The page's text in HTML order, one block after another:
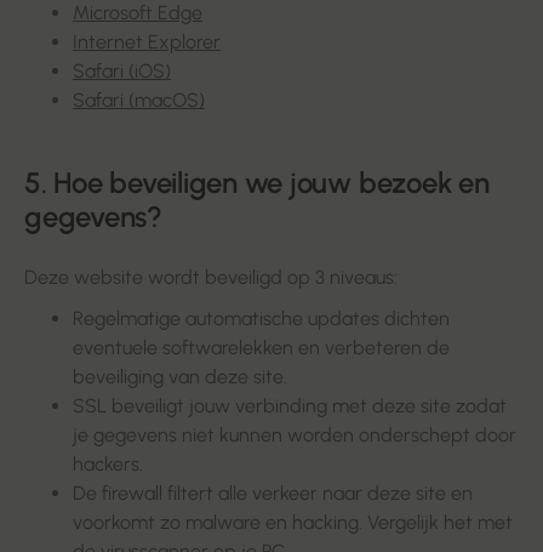
Microsoft Edge
Internet Explorer
Safari (iOS)
Safari (macOS)
5. Hoe beveiligen we jouw bezoek en
gegevens?
Deze website wordt beveiligd op 3 niveaus:
Regelmatige automatische updates dichten
eventuele softwarelekken en verbeteren de
beveiliging van deze site.
SSL beveiligt jouw verbinding met deze site zodat
je gegevens niet kunnen worden onderschept door
hackers.
De firewall filtert alle verkeer naar deze site en
voorkomt zo malware en hacking. Vergelijk het met